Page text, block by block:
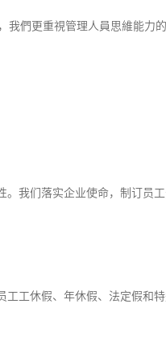
我們更重視管理人員思維能力
我们落实企业使命，制订员工
工休假、年休假、法定假和